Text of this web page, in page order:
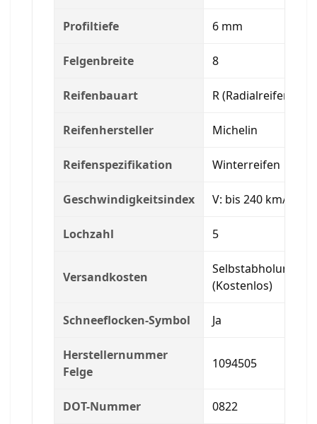
Profiltiefe 6 mm
Felgenbreite 8
Reifenbauart R (Radialreifen)
Reifenhersteller Michelin
Reifenspezifikation Winterreifen
Geschwindigkeitsindex V: bis 240 km/h
Lochzahl 5
Versandkosten
Selbstabholung
(Kostenlos)
Schneeflocken-Symbol Ja
Herstellernummer
Felge
1094505
DOT-Nummer 0822